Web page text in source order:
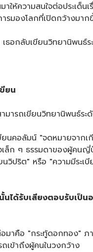
ให้ความสนใจต่อประเด็
รมองโลกที่เปิดกว้างมาก
เธอกลับเขียนวิทยานิพนธ์
ยน
ามารถเขียนวิทยานิพนธ์
ยนคอลัมน์ "จดหมายจาก
เล็ก ๆ ธรรมดาของผู้คน
นวิปริต" หรือ "ความมีระ
นได้รับเสียงตอบรับเป็น
มาคือ "กระทู้ดอกทอง" ภ
ถเข้าถึงผู้คนในวงกว้าง